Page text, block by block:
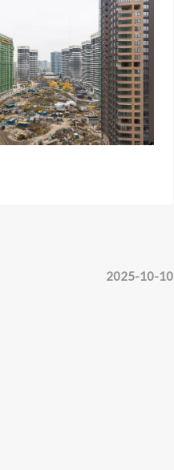
2025-10-10